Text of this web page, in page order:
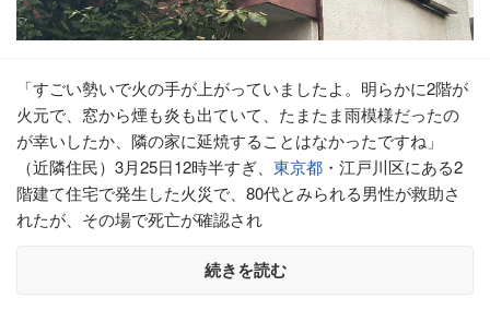
「すごい勢いで火の手が上がっていましたよ。明らかに2階が
火元で、窓から煙も炎も出ていて、たまたま雨模様だったの
が幸いしたか、隣の家に延焼することはなかったですね」
（近隣住民）3月25日12時半すぎ、 東京都 ・江戸川区にある2
階建て住宅で発生した火災で、80代とみられる男性が救助さ
れたが、その場で死亡が確認され
続きを読む